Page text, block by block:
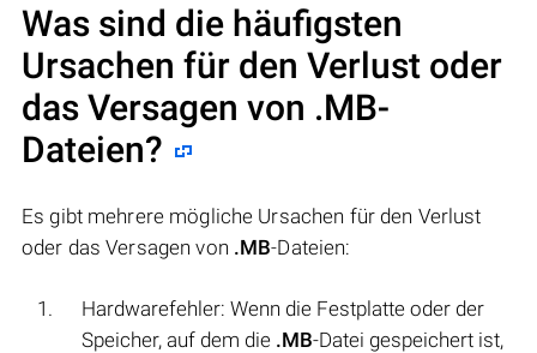
Was sind die häufigsten
Ursachen für den Verlust oder
das Versagen von .MB-
Dateien?
Es gibt mehrere mögliche Ursachen für den Verlust
oder das Versagen von .MB-Dateien:
Hardwarefehler: Wenn die Festplatte oder der
Speicher, auf dem die .MB-Datei gespeichert ist,